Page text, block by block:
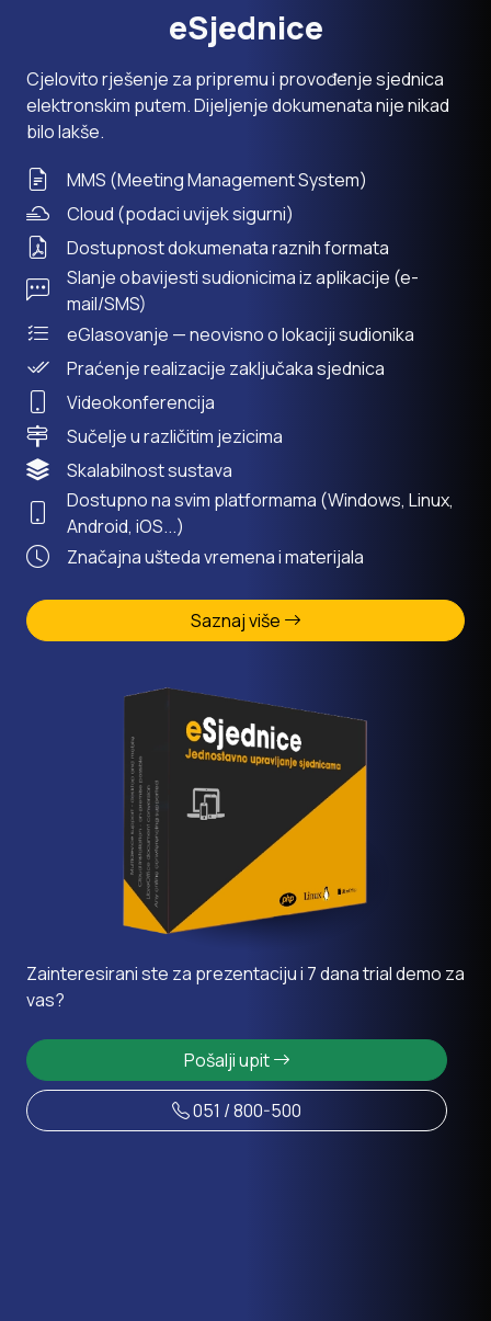
eSjednice
Cjelovito rješenje za pripremu i provođenje sjednica
elektronskim putem. Dijeljenje dokumenata nije nikad
bilo lakše.
MMS (Meeting Management System)
Cloud (podaci uvijek sigurni)
Dostupnost dokumenata raznih formata
Slanje obavijesti sudionicima iz aplikacije (e-
mail/SMS)
eGlasovanje — neovisno o lokaciji sudionika
Praćenje realizacije zaključaka sjednica
Videokonferencija
Sučelje u različitim jezicima
Skalabilnost sustava
Dostupno na svim platformama (Windows, Linux,
Android, iOS...)
Značajna ušteda vremena i materijala
Saznaj više
Zainteresirani ste za prezentaciju i 7 dana trial demo za
vas?
Pošalji upit
051 / 800-500